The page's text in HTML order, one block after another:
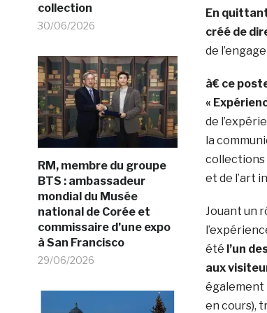
collection
30/06/2026
RM, membre du groupe
BTS : ambassadeur
mondial du Musée
national de Corée et
commissaire d’une expo
à San Francisco
29/06/2026
En
créé de
de
à€ ce
«
de
la
collections
et de l’art
Jouant un
été l’un
aux
également
en cours),